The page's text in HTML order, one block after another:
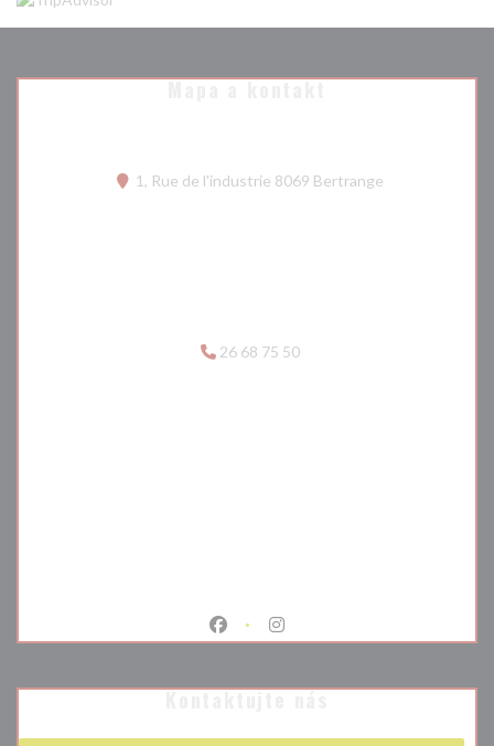
1, Rue de l'industrie 8069 Bertrange
26 68 75 50
Facebook ((otevře se v novém okně))
Instagram ((otevře se v